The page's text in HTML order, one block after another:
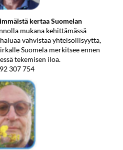
kertaa Suomelan
mukana kehittämässä
vahvistaa yhteisöllisyyttä,
Suomela merkitsee ennen
tekemisen iloa.
307 754